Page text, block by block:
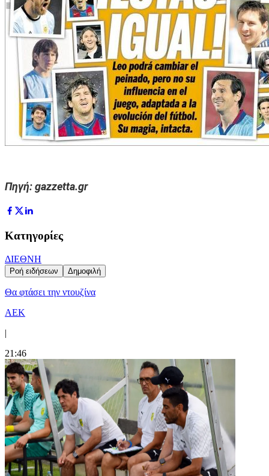
Πηγή: gazzetta.gr
Κατηγορίες
ΔΙΕΘΝΗ
Ροή ειδήσεων Δημοφιλή
Θα φτάσει την ντουζίνα
ΑΕΚ
|
21:46